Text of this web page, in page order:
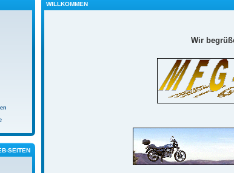
WILLKOMMEN
Wir
SEITEN